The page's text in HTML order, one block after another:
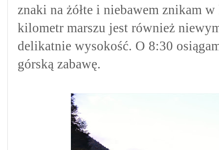
znaki na żółte i niebawem znikam
kilometr marszu jest również
delikatnie wysokość. O 8:30
górską zabawę.